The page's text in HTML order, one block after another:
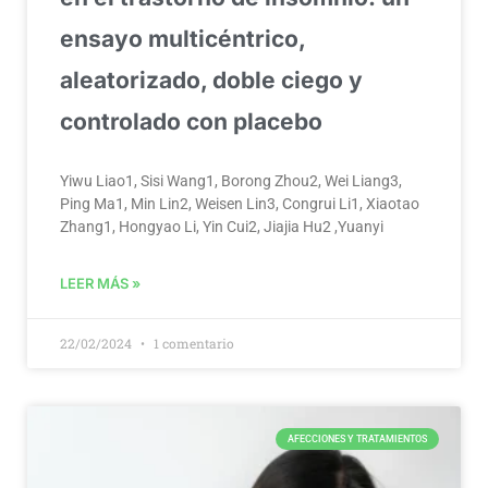
ensayo multicéntrico,
aleatorizado, doble ciego y
controlado con placebo
Yiwu Liao1, Sisi Wang1, Borong Zhou2, Wei Liang3,
Ping Ma1, Min Lin2, Weisen Lin3, Congrui Li1, Xiaotao
Zhang1, Hongyao Li, Yin Cui2, Jiajia Hu2 ,Yuanyi
LEER MÁS »
22/02/2024 1 comentario
AFECCIONES Y TRATAMIENTOS